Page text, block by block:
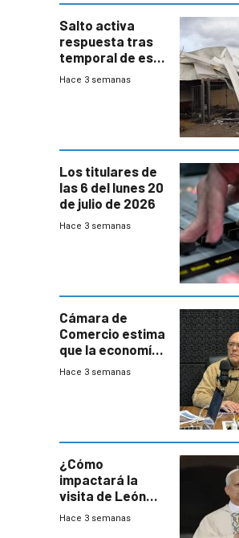
Salto activa
respuesta tras
temporal de este
sábado con
Hace 3 semanas
Los titulares de
las 6 del lunes 20
de julio de 2026
Hace 3 semanas
Cámara de
Comercio estima
que la economía
crecerá 1,6%
Hace 3 semanas
¿Cómo
impactará la
visita de León
XIV a Uruguay?
Hace 3 semanas